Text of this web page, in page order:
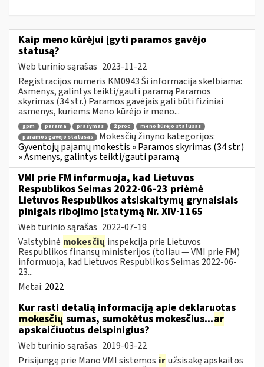
Kaip meno kūrėjui įgyti paramos gavėjo
statusą?
Web turinio sąrašas 2023-11-22
Registracijos numeris KM0943 Ši informacija skelbiama:
Asmenys, galintys teikti/gauti paramą Paramos
skyrimas (34 str.) Paramos gavėjais gali būti fiziniai
asmenys, kuriems Meno kūrėjo ir meno...
gpm parama prašymas 2 proc
meno kūrėjo statusas
paramos gavėjo statusas
Mokesčių žinyno kategorijos:
Gyventojų pajamų mokestis » Paramos skyrimas (34 str.)
» Asmenys, galintys teikti/gauti paramą
VMI prie FM informuoja, kad Lietuvos
Respublikos Seimas 2022-06-23 priėmė
Lietuvos Respublikos atsiskaitymų grynaisiais
pinigais ribojimo įstatymą Nr. XIV-1165
Web turinio sąrašas 2022-07-19
Valstybinė mokesčių inspekcija prie Lietuvos
Respublikos finansų ministerijos (toliau — VMI prie FM)
informuoja, kad Lietuvos Respublikos Seimas 2022-06-
23...
Metai: 2022
Kur rasti detalią informaciją apie deklaruotas
mokesčių sumas, sumokėtus mokesčius...ar
apskaičiuotus delspinigius?
Web turinio sąrašas 2019-03-22
Prisijungę prie Mano VMI sistemos iružsisakę apskaitos